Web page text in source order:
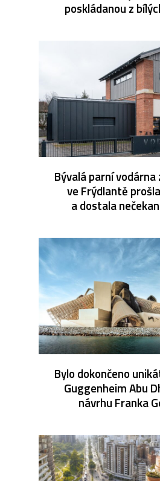
poskládanou z
Bývalá parní
ve Frýdlantě
a dostala
Bylo dokončeno
Guggenheim Abu
návrhu Franka